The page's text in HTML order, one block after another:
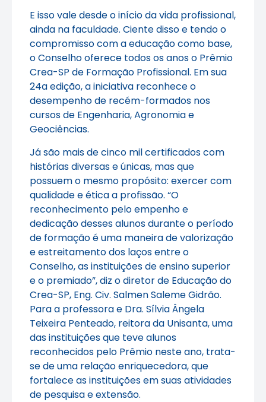
E isso vale desde o início da vida profissional,
ainda na faculdade. Ciente disso e tendo o
compromisso com a educação como base,
o Conselho oferece todos os anos o Prêmio
Crea-SP de Formação Profissional. Em sua
24a edição, a iniciativa reconhece o
desempenho de recém-formados nos
cursos de Engenharia, Agronomia e
Geociências.
Já são mais de cinco mil certificados com
histórias diversas e únicas, mas que
possuem o mesmo propósito: exercer com
qualidade e ética a profissão. “O
reconhecimento pelo empenho e
dedicação desses alunos durante o período
de formação é uma maneira de valorização
e estreitamento dos laços entre o
Conselho, as instituições de ensino superior
e o premiado”, diz o diretor de Educação do
Crea-SP, Eng. Civ. Salmen Saleme Gidrão.
Para a professora e Dra. Sílvia Ângela
Teixeira Penteado, reitora da Unisanta, uma
das instituições que teve alunos
reconhecidos pelo Prêmio neste ano, trata-
se de uma relação enriquecedora, que
fortalece as instituições em suas atividades
de pesquisa e extensão.